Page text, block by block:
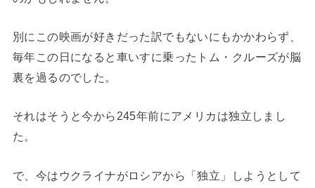
別にこの映画が好きだった訳でもないにもかかわらず、
毎年この日になると車いすに乗ったトム・クルーズが脳
裏を過るのでした。
それはそうと今から245年前にアメリカは独立しまし
た。
で、今はウクライナがロシアから「独立」しようとして